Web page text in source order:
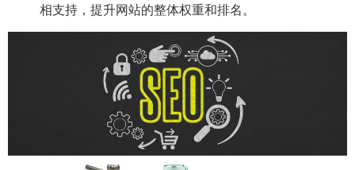
相支持，提升网站的整体权重和排名。